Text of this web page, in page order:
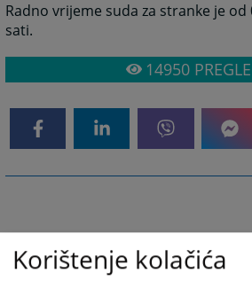
Radno vrijeme suda za stranke je od
sati.
14950
Korištenje kolačića